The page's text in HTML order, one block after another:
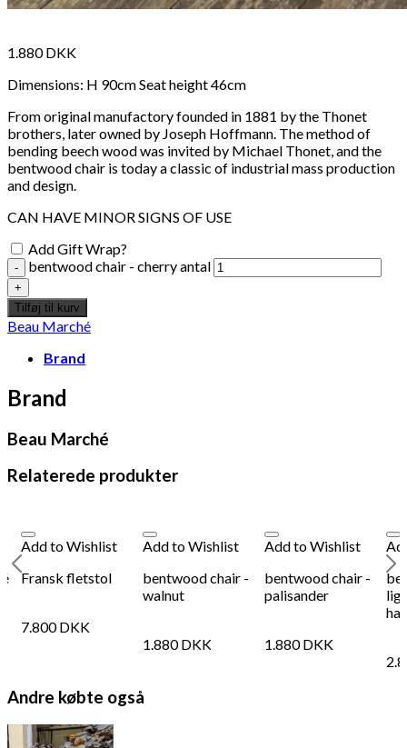
1.880DKK
Dimensions: H 90cm Seat height 46cm
From original manufactory founded in 1881 by the Thonet
brothers, later owned by Joseph Hoffmann. The method of
bending beech wood was invited by Michael Thonet, and the
bentwood chair is today a classic of industrial mass production
and design.
CAN HAVE MINOR SIGNS OF USE
Add Gift Wrap?
bentwood chair - cherry antal
Tilføj til kurv
Beau Marché
Brand
Brand
Beau Marché
Relaterede produkter
Add to Wishlist
Fransk fletstol
7.800DKK
Add to Wishlist
bentwood chair -
walnut
1.880DKK
Add to Wishlist
bentwood chair -
palisander
1.880DKK
Andre købte også